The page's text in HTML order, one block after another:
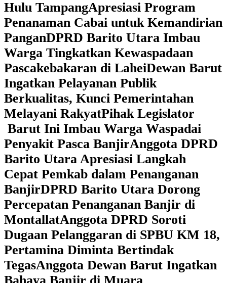
Hulu TampangApresiasi Program
Penanaman Cabai untuk Kemandirian
PanganDPRD Barito Utara Imbau
Warga Tingkatkan Kewaspadaan
Pascakebakaran di LaheiDewan Barut
Ingatkan Pelayanan Publik
Berkualitas, Kunci Pemerintahan
Melayani RakyatPihak Legislator
Barut Ini Imbau Warga Waspadai
Penyakit Pasca BanjirAnggota DPRD
Barito Utara Apresiasi Langkah
Cepat Pemkab dalam Penanganan
BanjirDPRD Barito Utara Dorong
Percepatan Penanganan Banjir di
MontallatAnggota DPRD Soroti
Dugaan Pelanggaran di SPBU KM 18,
Pertamina Diminta Bertindak
TegasAnggota Dewan Barut Ingatkan